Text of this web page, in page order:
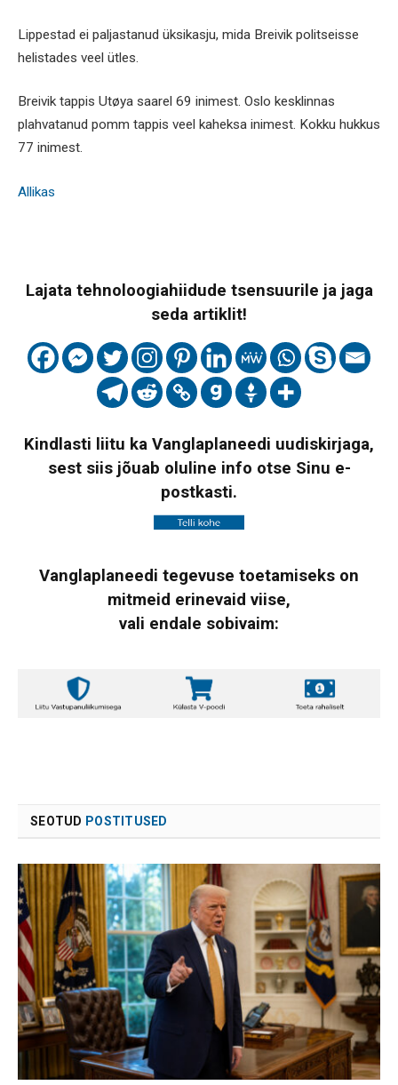
Lippestad ei paljastanud üksikasju, mida Breivik politseisse
helistades veel ütles.
Breivik tappis Utøya saarel 69 inimest. Oslo kesklinnas
plahvatanud pomm tappis veel kaheksa inimest. Kokku hukkus
77 inimest.
Allikas
Lajata tehnoloogiahiidude tsensuurile ja jaga
seda artiklit!
Kindlasti liitu ka Vanglaplaneedi uudiskirjaga,
sest siis jõuab oluline info otse Sinu e-
postkasti.
Vanglaplaneedi tegevuse toetamiseks on
mitmeid erinevaid viise,
vali endale sobivaim:
SEOTUD POSTITUSED